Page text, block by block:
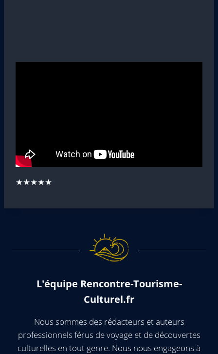
★★★★★
L'équipe Rencontre-Tourisme-
Culturel.fr
Nous sommes des rédacteurs et auteurs
professionnels férus de voyage et de découvertes
culturelles en tout genre. Nous nous engageons à